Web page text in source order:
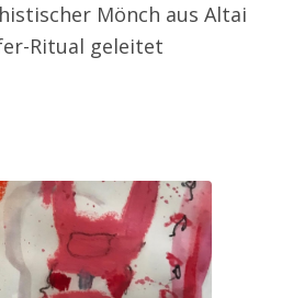
Mönch aus Altai
​Ritual geleitet